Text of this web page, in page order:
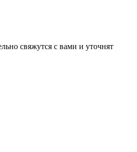
свяжутся с вами и уточнят